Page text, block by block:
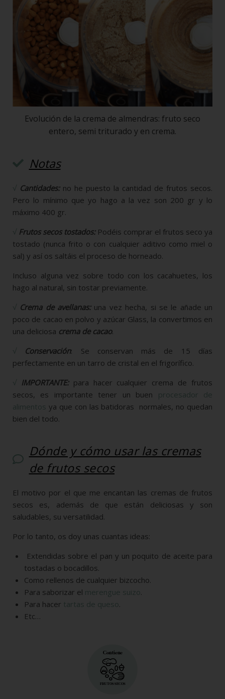
Evolución de la crema de almendras: fruto seco
entero, semi triturado y en crema.
Notas
√ Cantidades:no he puesto la cantidad de frutos secos.
Pero lo mínimo que yo hago a la vez son 200 gr y lo
máximo 400 gr.
√ Frutos secos tostados:Podéis comprar el frutos seco ya
tostado (nunca frito o con cualquier aditivo como miel o
sal) y así os saltáis el proceso de horneado.
Incluso alguna vez sobre todo con los cacahuetes, los
hago al natural, sin tostar previamente.
√ Crema de avellanas: una vez hecha, si se le añade un
poco de cacao en polvo y azúcar Glass, la convertimos en
una deliciosa crema de cacao.
√
Conservación: Se conservan más de 15 días
perfectamente en un tarro de cristal en el frigorífico.
√
IMPORTANTE:para hacer cualquier crema de frutos
secos, es importante tener un buen procesador de
alimentos ya que con las batidoras normales, no quedan
bien del todo.
Dónde y cómo usar las cremas
de frutos secos
El motivo por el que me encantan las cremas de frutos
secos es, además de que están deliciosas y son
saludables, su versatilidad.
Por lo tanto, os doy unas cuantas ideas:
Extendidas sobre el pan y un poquito de aceite para
tostadas o bocadillos.
Como rellenos de cualquier bizcocho.
Para saborizar el merengue suizo.
Para hacer tartas de queso.
Etc…